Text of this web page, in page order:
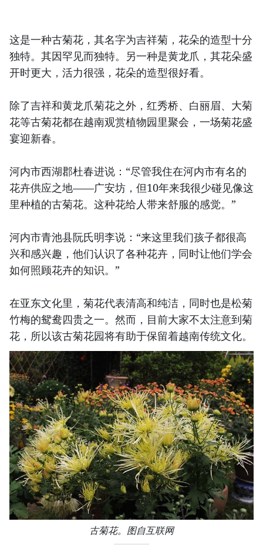
这是一种古菊花，其名字为吉祥菊，花朵的造型十分
独特。其因罕见而独特。另一种是黄龙爪，其花朵盛
开时更大，活力很强，花朵的造型很好看。
除了吉祥和黄龙爪菊花之外，红秀桥、白丽眉、大菊
花等古菊花都在越南观赏植物园里聚会，一场菊花盛
宴迎新春。
河内市西湖郡杜春进说：“尽管我住在河内市有名的
花卉供应之地——广安坊，但10年来我很少碰见像这
里种植的古菊花。这种花给人带来舒服的感觉。”
河内市青池县阮氏明李说：“来这里我们孩子都很高
兴和感兴趣，他们认识了各种花卉，同时让他们学会
如何照顾花卉的知识。”
在亚东文化里，菊花代表清高和纯洁，同时也是松菊
竹梅的鸳鸯四贵之一。然而，目前大家不太注意到菊
花，所以该古菊花园将有助于保留着越南传统文化。
古菊花。图自互联网